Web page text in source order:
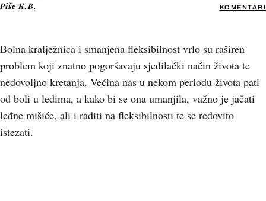
Piše K.B. KOMENTARI
Bolna kralježnica i smanjena fleksibilnost vrlo su raširen
problem koji znatno pogoršavaju sjedilački način života te
nedovoljno kretanja. Većina nas u nekom periodu života pati
od boli u leđima, a kako bi se ona umanjila, važno je jačati
leđne mišiće, ali i raditi na fleksibilnosti te se redovito
istezati.